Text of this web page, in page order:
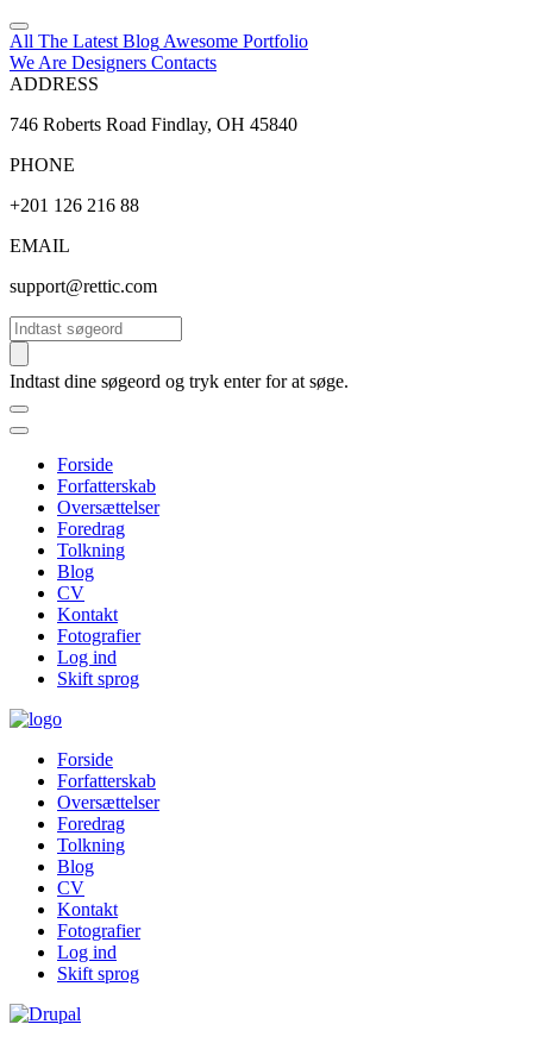
All The Latest Blog Awesome Portfolio
We Are Designers Contacts
ADDRESS
746 Roberts Road Findlay, OH 45840
PHONE
+201 126 216 88
EMAIL
support@rettic.com
Søg
Indtast dine søgeord og tryk enter for at søge.
Forside
Forfatterskab
Oversættelser
Foredrag
Tolkning
Blog
CV
Kontakt
Fotografier
Log ind
Skift sprog
Forside
Forfatterskab
Oversættelser
Foredrag
Tolkning
Blog
CV
Kontakt
Fotografier
Log ind
Skift sprog